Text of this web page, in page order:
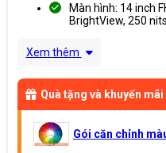
Màn hình: 14 inch
BrightView, 250
Xem thêm
Quà tặng và khuyến mãi
Gói căn chỉnh